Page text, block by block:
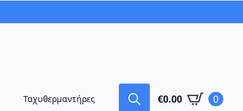
Ταχυθερμαντήρες €0.00 0